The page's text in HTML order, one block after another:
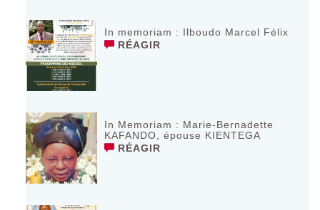
In memoriam : Ilboudo Marcel Félix
RÉAGIR
In Memoriam : Marie-Bernadette
KAFANDO, épouse KIENTEGA
RÉAGIR